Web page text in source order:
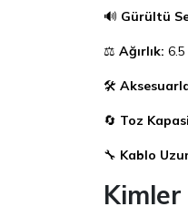
🔊 Gürültü
⚖️ Ağırlık:
🛠️
🔄 Toz
🔧 Kablo